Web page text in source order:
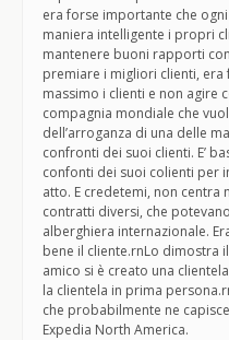
era forse importante che
maniera intelligente i propri
mantenere buoni rapporti
premiare i migliori clienti,
massimo i clienti e non agire
compagnia mondiale che
dell’arroganza di una delle
confronti dei suoi clienti. E’
confonti dei suoi colienti per
atto. E credetemi, non centra
contratti diversi, che
alberghiera internazionale.
bene il cliente.rnLo dimostra
amico si è creato una
la clientela in prima
che probabilmente ne
Expedia North America.